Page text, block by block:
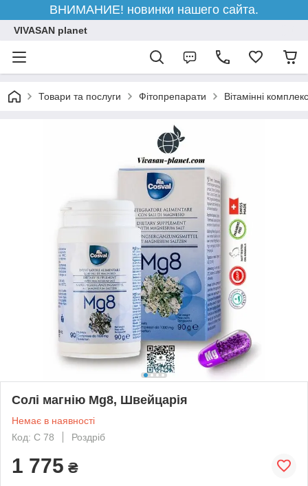
ВНИМАНИЕ! новинки нашего сайта.
VIVASAN planet
Товари та послуги Фітопрепарати Вітамінні
Солі магнію Mg8, Швейцарія
Немає в наявності
Код: C 78
Роздріб
1 775 ₴